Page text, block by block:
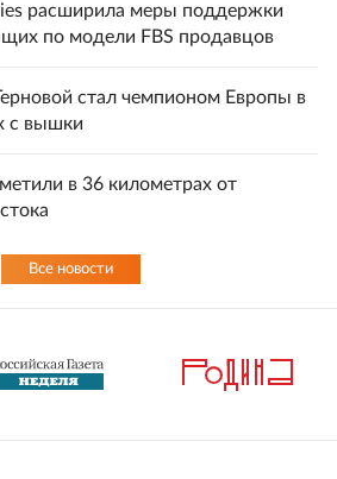
расширила меры поддержки
по модели FBS продавцов
стал чемпионом Европы в
с вышки
в 36 километрах от
Все новости